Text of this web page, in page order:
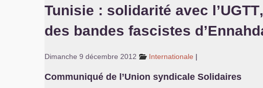
Tunisie : solidarité avec l’UGTT
des bandes fascistes
Dimanche 9 décembre 2012 Internationale |
Communiqué de l’Union syndicale Solidaires